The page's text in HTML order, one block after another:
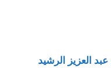
عبد العزيز الرشيد